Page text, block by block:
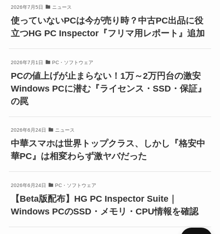
2026年7月5日 ニュース
使っていないPCは今が売り時？中古PC出品に役
立つHG PC Inspector『フリマ用レポート』追加
2026年7月1日 PC・ソフトウェア
PCの値上げが止まらない！1万～2万円台の激安
Windows PCに潜む『ライセンス・SSD・保証』
の罠
2026年6月24日 ニュース
中華スマホは世界トップクラス、しかし『格安中
華PC』は相変わらず激ヤバだった
2026年6月24日 PC・ソフトウェア
【Beta版配布】HG PC Inspector Suite｜
Windows PCのSSD・メモリ・CPU情報を確認